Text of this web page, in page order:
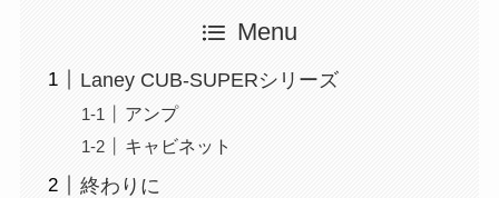
Menu
Laney CUB-SUPERシリーズ
アンプ
キャビネット
終わりに